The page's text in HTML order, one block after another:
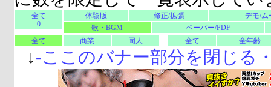
全て
0
体験版 修正/拡張
デモ/ム
歌・BGM
ペーパー/PDF
全て
商業 同人 全て 全年齢
↓-ここのバナー部分を閉じる